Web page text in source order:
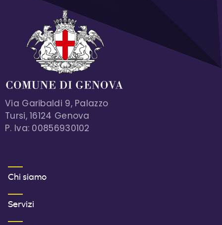
Via Garibaldi 9, Palazzo
Tursi, 16124 Genova
P. Iva: 00856930102
MENU FOOTER 1
Chi siamo
Servizi